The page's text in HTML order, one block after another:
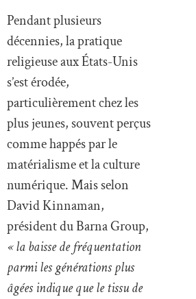
Pendant plusieurs
décennies, la pratique
religieuse aux États-Unis
s’est érodée,
particulièrement chez les
plus jeunes, souvent perçus
comme happés par le
matérialisme et la culture
numérique. Mais selon
David Kinnaman,
président du Barna Group,
« la baisse de fréquentation
parmi les générations plus
âgées indique que le tissu de